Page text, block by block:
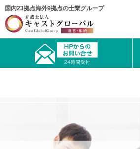
国内23拠点海外9拠点の士業グループ